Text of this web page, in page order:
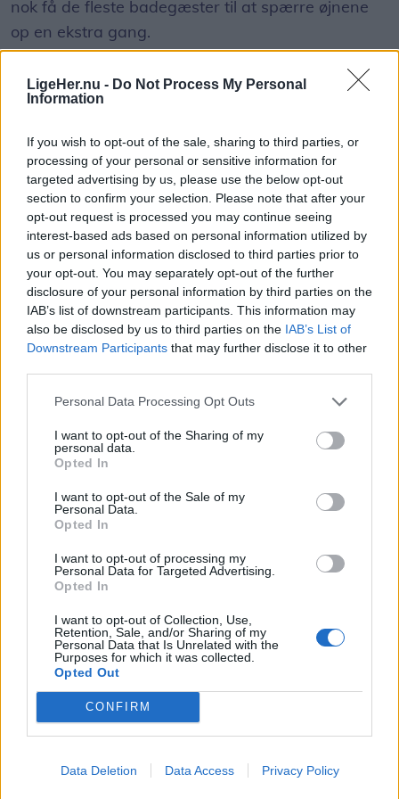
LigeHer.nu - Do Not Process My Personal
Information
If you wish to opt-out of the sale, sharing to third parties, or
processing of your personal or sensitive information for
targeted advertising by us, please use the below opt-out
section to confirm your selection. Please note that after your
opt-out request is processed you may continue seeing
interest-based ads based on personal information utilized by
us or personal information disclosed to third parties prior to
your opt-out. You may separately opt-out of the further
disclosure of your personal information by third parties on the
IAB’s list of downstream participants. This information may
also be disclosed by us to third parties on the IAB’s List of
Downstream Participants that may further disclose it to other
Personal Data Processing Opt Outs
I want to opt-out of the Sharing of my
personal data.
Opted In
I want to opt-out of the Sale of my
Personal Data.
Opted In
I want to opt-out of processing my
Personal Data for Targeted Advertising.
Opted In
I want to opt-out of Collection, Use,
Retention, Sale, and/or Sharing of my
Personal Data that Is Unrelated with the
Purposes for which it was collected.
Opted Out
CONFIRM
Data Deletion Data Access Privacy Policy
hurtigt at igangsætte arbejdet - til gavn for
forsyningssikkerheden og for at mindske
mellem Vestergade og Nørregade 29A. Der vil
være omkørsel for private via Århusgade og
Rimmens Allé, mens fodstransport til og fra
Hjørring vil foregå via Gærumvej og
Vendsysselvej.
nok få de fleste badegæster til at spærre øjnene
op en ekstra gang.
Men det var netop det syn, flere mødte ved
stranden i Ålbæk fredag.
Og der er faktisk tale om en haj.
Annika Thomsen, biolog fra Nordsøen
Oceanarium, har set videooptagelser af dyret, der
er blevet spottet nær kysten ved Ålbæk, og hun
bekræfter over for LigeHer.nu, at der er tale om en
brugde.
Og det er ikke nogen lille fisk.
- Det er verdens næststørste haj efter hvalhajen,
Vis mere
Kategorier
Events
Aktuelt
Mennesker
Shopping
Mad & drikke
Nyeste